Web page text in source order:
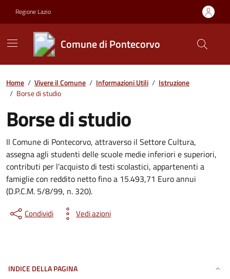
Regione Lazio
Comune di Pontecorvo
Contenuti in evidenza
Home / Vivere il Comune / Informazioni Utili / Istruzione
/ Borse di studio
Borse di studio
Il Comune di Pontecorvo, attraverso il Settore Cultura,
assegna agli studenti delle scuole medie inferiori e superiori,
contributi per l’acquisto di testi scolastici, appartenenti a
famiglie con reddito netto fino a 15.493,71 Euro annui
(D.P.C.M. 5/8/99, n. 320).
Condividi Vedi azioni
INDICE DELLA PAGINA